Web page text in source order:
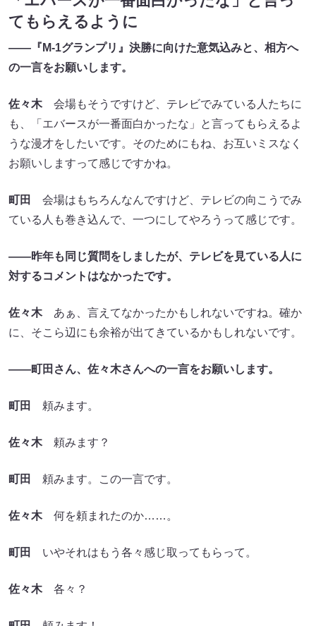
てもらえるように
――『M-1グランプリ』決勝に向けた意気込みと、相方へ
の一言をお願いします。
佐々木会場もそうですけど、テレビでみている人たちに
も、「エバースが一番面白かったな」と言ってもらえるよ
うな漫才をしたいです。そのためにもね、お互いミスなく
お願いしますって感じですかね。
町田
会場はもちろんなんですけど、テレビの向こうでみ
ている人も巻き込んで、一つにしてやろうって感じです。
――昨年も同じ質問をしましたが、テレビを見ている人に
対するコメントはなかったです。
佐々木あぁ、言えてなかったかもしれないですね。確か
に、そこら辺にも余裕が出てきているかもしれないです。
――町田さん、佐々木さんへの一言をお願いします。
町田 頼みます。
佐々木頼みます？
町田 頼みます。この一言です。
佐々木何を頼まれたのか……。
町田 いやそれはもう各々感じ取ってもらって。
佐々木各々？